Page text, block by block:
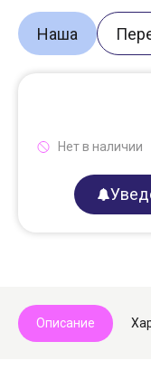
Наша
Нет в наличии
Описание